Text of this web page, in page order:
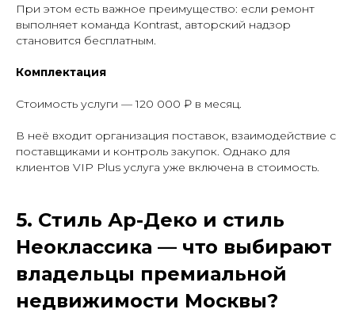
При этом есть важное преимущество: если ремонт
выполняет команда Kontrast, авторский надзор
становится бесплатным.
Комплектация
Стоимость услуги — 120 000 ₽ в месяц.
В неё входит организация поставок, взаимодействие с
поставщиками и контроль закупок. Однако для
клиентов VIP Plus услуга уже включена в стоимость.
5. Стиль Ар-Деко и стиль
Неоклассика — что выбирают
владельцы премиальной
недвижимости Москвы?